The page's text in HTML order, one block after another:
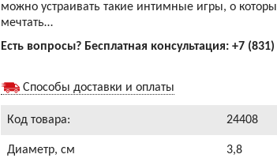
можно устраивать такие интимные игры, о
мечтать…
Есть вопросы? Бесплатная консультация: +7
Способы доставки и оплаты
Код товара: 24408
Диаметр, см 3,8